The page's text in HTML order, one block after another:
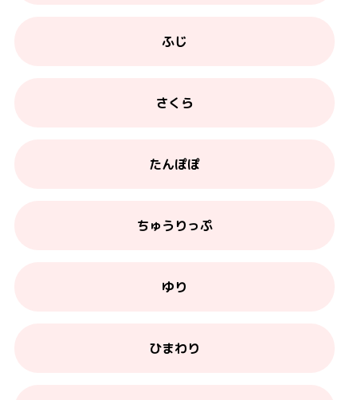
ふじ
さくら
たんぽぽ
ちゅうりっぷ
ゆり
ひまわり